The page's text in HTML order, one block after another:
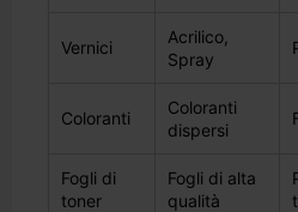
Vernici
Acrilico,
Spray
Coloranti
Coloranti
dispersi
Fogli di
toner
Fogli di alta
qualità